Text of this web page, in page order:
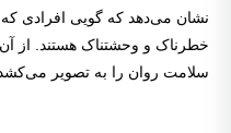
نشان می‌دهد که گویی افرادی
خطرناک و وحشتناک هستند. از آن
سلامت روان را به تصویر می‌کشد.